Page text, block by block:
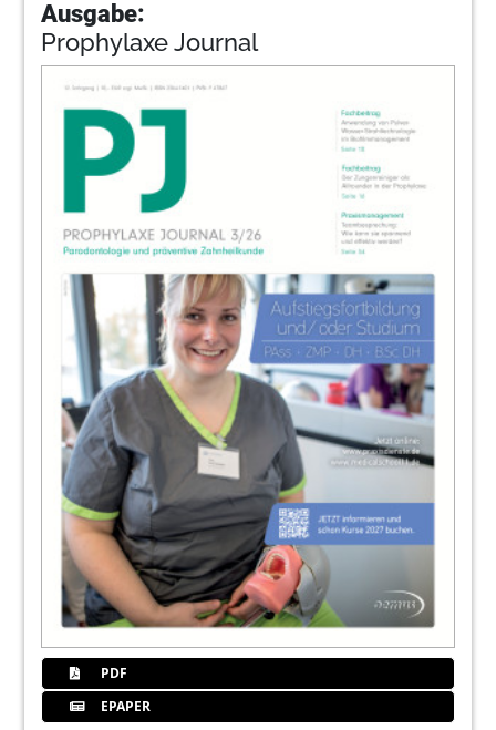
Ausgabe:
Prophylaxe Journal
PDF
EPAPER